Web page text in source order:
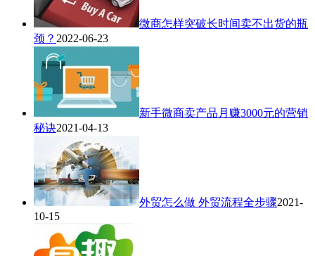
微商怎样突破长时间卖不出货的瓶
颈？ 2022-06-23
新手微商卖产品月赚3000元的营销
秘诀2021-04-13
外贸怎么做 外贸流程全步骤2021-
10-15